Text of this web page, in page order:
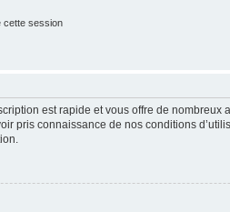
cette session
est rapide et vous offre de
pris connaissance de nos conditions